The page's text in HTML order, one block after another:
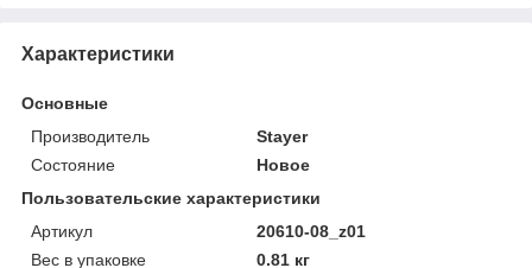
Характеристики
Основные
Производитель
Stayer
Состояние
Новое
Пользовательские характеристики
Артикул
20610-08_z01
Вес в упаковке
0.81 кг